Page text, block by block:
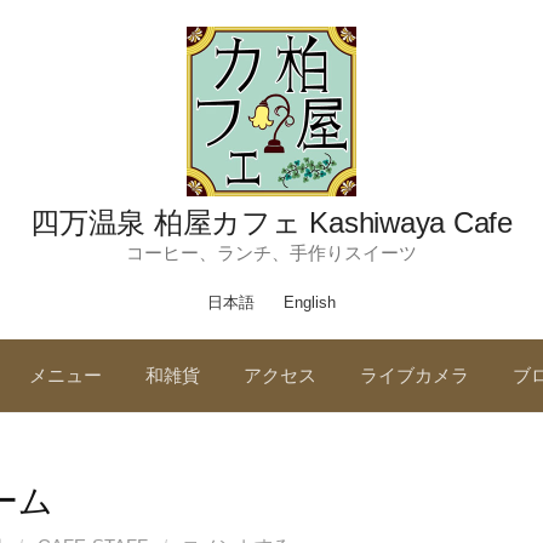
四万温泉 柏屋カフェ Kashiwaya Cafe
コーヒー、ランチ、手作りスイーツ
日本語 English
メニュー 和雑貨 アクセス ライブカメラ ブ
ム